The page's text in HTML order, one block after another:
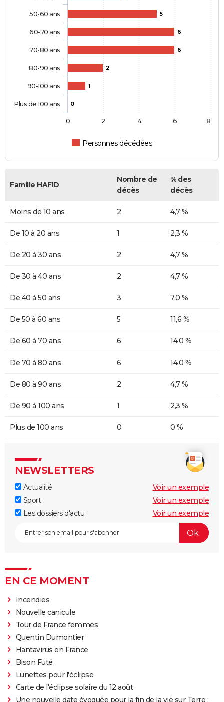
5
6
6
2
1
0
Personnes décédées
50-60 ans
60-70 ans
70-80 ans
80-90 ans
90-100 ans
Plus de 100 ans
0 2 4 6 8
Famille HAFID
Nombre de
décès
% des
décès
Moins de 10 ans 2 4,7 %
De 10 à 20 ans 1 2,3 %
De 20 à 30 ans 2 4,7 %
De 30 à 40 ans 2 4,7 %
De 40 à 50 ans 3 7,0 %
De 50 à 60 ans 5 11,6 %
De 60 à 70 ans 6 14,0 %
De 70 à 80 ans 6 14,0 %
De 80 à 90 ans 2 4,7 %
De 90 à 100 ans 1 2,3 %
Plus de 100 ans 0 0 %
NEWSLETTERS
Actualité
Voir un exemple
Sport
Voir un exemple
Les dossiers d'actu
Voir un exemple
EN CE MOMENT
Incendies
Nouvelle canicule
Tour de France femmes
Quentin Dumontier
Hantavirus en France
Bison Futé
Lunettes pour l'éclipse
Carte de l'éclipse solaire du 12 août
Une nouvelle date évoquée pour la fin de la vie sur Terre :